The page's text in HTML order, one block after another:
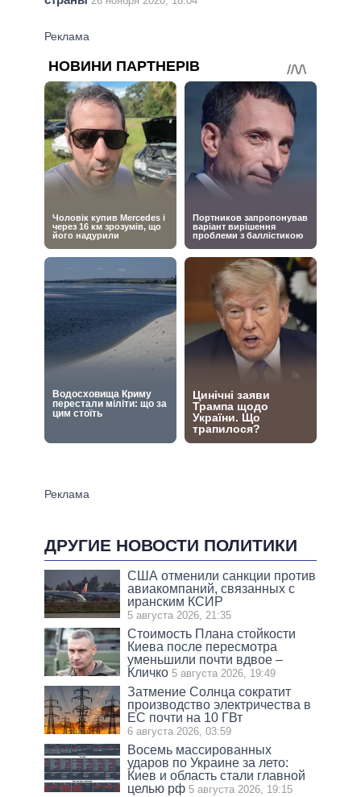
ДРУГИЕ НОВОСТИ ПОЛИТИКИ
США отменили санкции против
авиакомпаний, связанных с
иранским КСИР
5 августа 2026, 21:35
Стоимость Плана стойкости
Киева после пересмотра
уменьшили почти вдвое –
Кличко 5 августа 2026, 19:49
Затмение Солнца сократит
производство электричества в
ЕС почти на 10 ГВт
6 августа 2026, 03:59
Восемь массированных
ударов по Украине за лето:
Киев и область стали главной
целью рф 5 августа 2026, 19:15